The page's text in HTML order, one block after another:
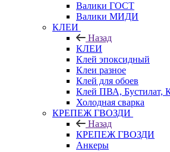
Валики ГОСТ
Валики МИДИ
КЛЕИ
Назад
КЛЕИ
Клей эпоксидный
Клеи разное
Клей для обоев
Клей ПВА, Бустилат,
Холодная сварка
КРЕПЕЖ ГВОЗДИ
Назад
КРЕПЕЖ ГВОЗДИ
Анкеры